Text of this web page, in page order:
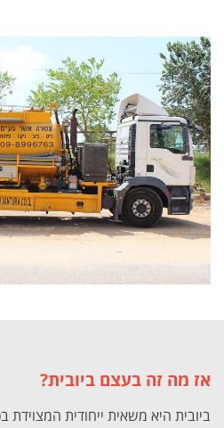
אז מה זה בעצם ביובית?
ביובית היא משאית ייחודית המצוידת